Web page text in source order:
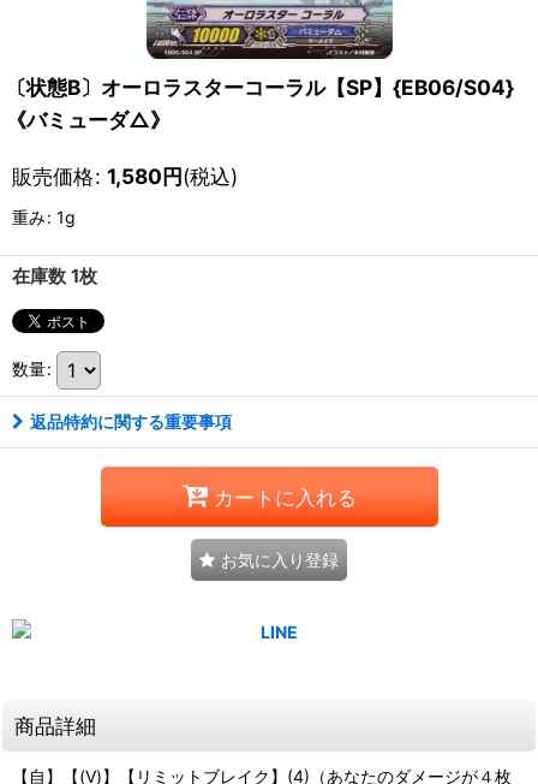
〔状態B〕オーロラスターコーラル【SP】{EB06/S04}
《バミューダ△》
販売価格: 1,580円(税込)
重み: 1g
在庫数 1枚
数量:
返品特約に関する重要事項
カートに入れる
お気に入り登録
商品詳細
【自】【(V)】【リミットブレイク】(4)（あなたのダメージが４枚